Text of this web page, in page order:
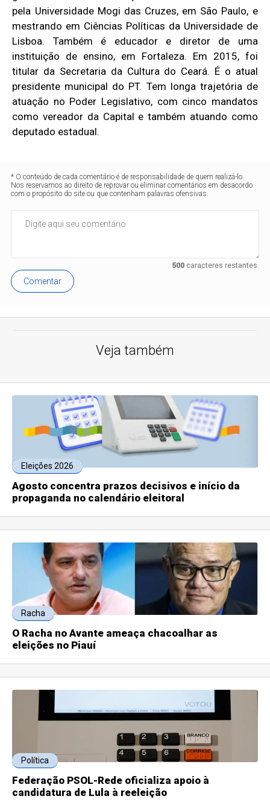
pela Universidade Mogi das Cruzes, em São Paulo, e
mestrando em Ciências Políticas da Universidade de
Lisboa. Também é educador e diretor de uma
instituição de ensino, em Fortaleza. Em 2015, foi
titular da Secretaria da Cultura do Ceará. É o atual
presidente municipal do PT. Tem longa trajetória de
atuação no Poder Legislativo, com cinco mandatos
como vereador da Capital e também atuando como
deputado estadual.
* O conteúdo de cada comentário é de responsabilidade de quem realizá-lo.
Nos reservamos ao direito de reprovar ou eliminar comentários em desacordo
com o propósito do site ou que contenham palavras ofensivas.
500caracteres restantes.
Comentar
Veja também
Eleições 2026
Agosto concentra prazos decisivos e início da
propaganda no calendário eleitoral
Racha
O Racha no Avante ameaça chacoalhar as
eleições no Piauí
Política
Federação PSOL-Rede oficializa apoio à
candidatura de Lula à reeleição